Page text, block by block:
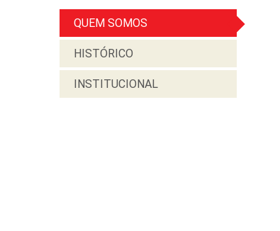
QUEM SOMOS
HISTÓRICO
INSTITUCIONAL